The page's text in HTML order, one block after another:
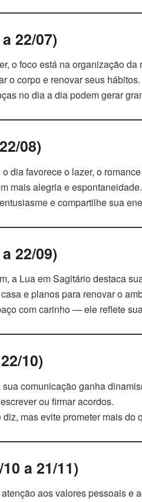
22/07)
o foco está na organização
o corpo e renovar seus hábitos.
no dia a dia podem gerar
08)
dia favorece o lazer, o
mais alegria e espontaneidade.
e compartilhe sua
22/09)
a Lua em Sagitário destaca
e planos para renovar o
com carinho — ele reflete
10)
comunicação ganha
ou firmar acordos.
mas evite prometer mais do
a 21/11)
aos valores pessoais e